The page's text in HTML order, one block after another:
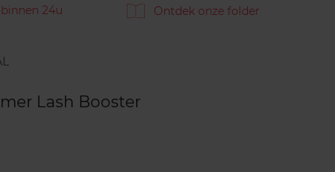
24u Ontdek onze folder
Lash Booster